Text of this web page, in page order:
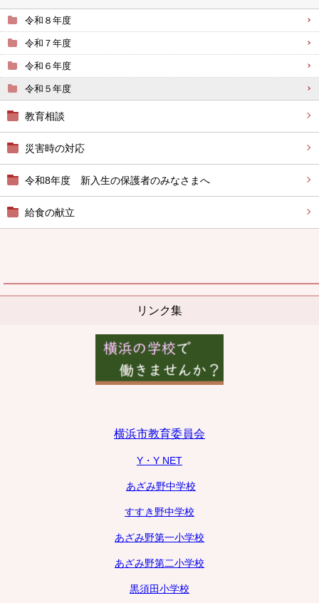
令和８年度
令和７年度
令和６年度
令和５年度
教育相談
災害時の対応
令和8年度 新入生の保護者のみなさまへ
給食の献立
リンク集
横浜市教育委員会
Y・Y NET
あざみ野中学校
すすき野中学校
あざみ野第一小学校
あざみ野第二小学校
黒須田小学校